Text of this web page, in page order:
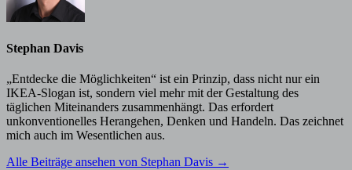
Stephan Davis
„Entdecke die Möglichkeiten“ ist ein Prinzip, dass nicht nur ein
IKEA-Slogan ist, sondern viel mehr mit der Gestaltung des
täglichen Miteinanders zusammenhängt. Das erfordert
unkonventionelles Herangehen, Denken und Handeln. Das zeichnet
mich auch im Wesentlichen aus.
Alle Beiträge ansehen von Stephan Davis →